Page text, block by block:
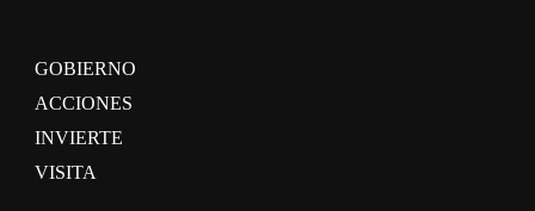
GOBIERNO
ACCIONES
INVIERTE
VISITA